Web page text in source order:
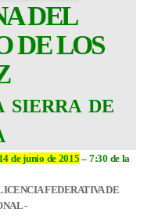
DEL
DE LOS
sierra de
de junio de 2015 – 7:30 de la
FEDERATIVA DE
-